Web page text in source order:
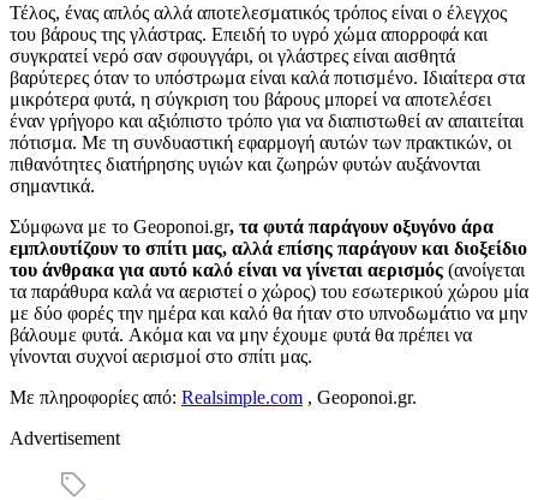
Τέλος, ένας απλός αλλά αποτελεσματικός τρόπος είναι ο έλεγχος
του βάρους της γλάστρας. Επειδή το υγρό χώμα απορροφά και
συγκρατεί νερό σαν σφουγγάρι, οι γλάστρες είναι αισθητά
βαρύτερες όταν το υπόστρωμα είναι καλά ποτισμένο. Ιδιαίτερα στα
μικρότερα φυτά, η σύγκριση του βάρους μπορεί να αποτελέσει
έναν γρήγορο και αξιόπιστο τρόπο για να διαπιστωθεί αν απαιτείται
πότισμα. Με τη συνδυαστική εφαρμογή αυτών των πρακτικών, οι
πιθανότητες διατήρησης υγιών και ζωηρών φυτών αυξάνονται
σημαντικά.
Σύμφωνα με το Geoponoi.gr, τα φυτά παράγουν οξυγόνο άρα
εμπλουτίζουν το σπίτι μας, αλλά επίσης παράγουν και διοξείδιο
του άνθρακα για αυτό καλό είναι να γίνεται αερισμός (ανοίγεται
τα παράθυρα καλά να αεριστεί ο χώρος) του εσωτερικού χώρου μία
με δύο φορές την ημέρα και καλό θα ήταν στο υπνοδωμάτιο να μην
βάλουμε φυτά. Ακόμα και να μην έχουμε φυτά θα πρέπει να
γίνονται συχνοί αερισμοί στο σπίτι μας.
Με πληροφορίες από: Realsimple.com , Geoponoi.gr.
Advertisement